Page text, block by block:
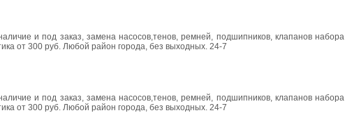
и под заказ, замена насосов,тенов, ремней, подшипников, клапанов набора
от 300 руб. Любой район города, без выходных. 24-7
и под заказ, замена насосов,тенов, ремней, подшипников, клапанов набора
от 300 руб. Любой район города, без выходных. 24-7